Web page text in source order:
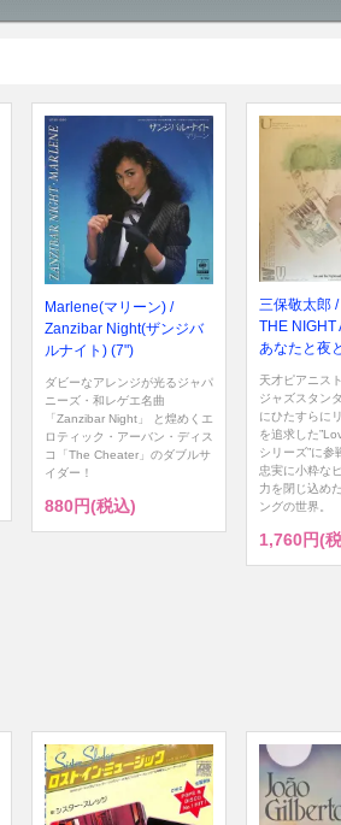
Marlene(マリーン) /
Zanzibar Night(ザンジバ
ルナイト) (7")
ダビーなアレンジが光るジャパ
ニーズ・和レゲエ名曲
「Zanzibar Night」 と煌めくエ
ロティック・アーバン・ディス
コ「The Cheater」のダブルサ
イダー！
880円(税込)
三保敬太郎
THE NIGHT
あなたと夜
天才ピアニス
ジャズスタン
にひたすらに
を追求した
シリーズ”に参
忠実に小粋な
力を閉じ込め
ングの世界。
1,760円(